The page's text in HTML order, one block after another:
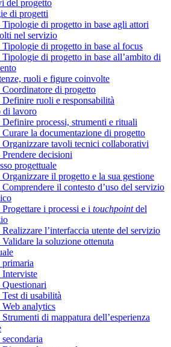
del progetto
di progetti
Tipologie di progetto in base agli attori
nel servizio
Tipologie di progetto in base al focus
Tipologie di progetto in base all’ambito di
ruoli e figure coinvolte
Coordinatore di progetto
Definire ruoli e responsabilità
di lavoro
Definire processi, strumenti e rituali
Curare la documentazione di progetto
Organizzare tavoli tecnici collaborativi
decisioni
progettuale
il progetto e la sua gestione
il contesto d’uso del servizio
i processi e i touchpointdel
l’interfaccia utente del servizio
la soluzione ottenuta
primaria
Interviste
Questionari
di usabilità
Web analytics
di mappatura dell’esperienza